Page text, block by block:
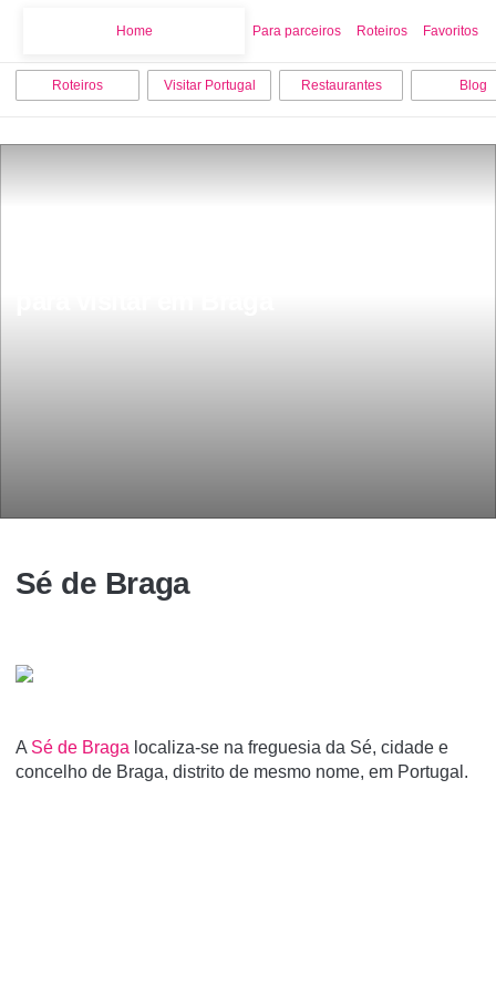
Home Para parceiros Roteiros Favoritos
Roteiros Visitar Portugal Restaurantes Blog
Sé de Braga
A Sé de Braga localiza-se na freguesia da Sé, cidade e
concelho de Braga, distrito de mesmo nome, em Portugal.